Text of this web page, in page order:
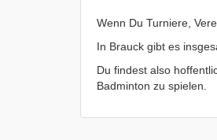
Wenn Du Turniere,
In Brauck gibt es
Du findest also
Badminton zu spielen.